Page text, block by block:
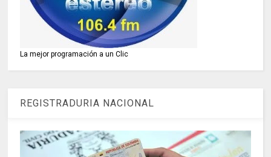
La mejor programación a un Clic
REGISTRADURIA NACIONAL